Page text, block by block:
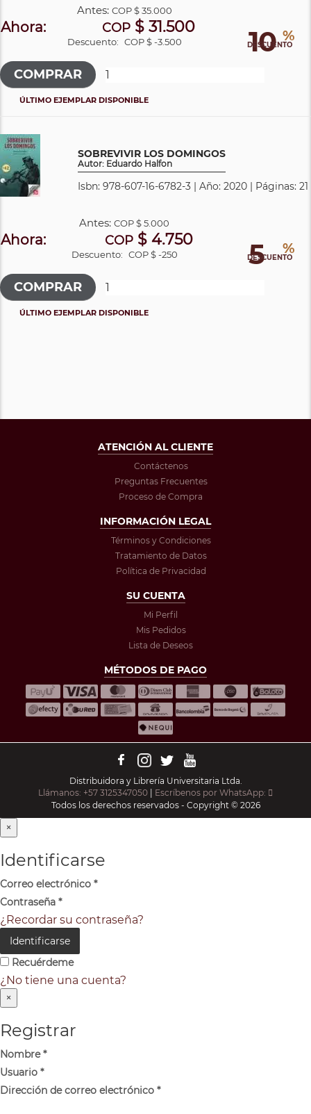
10 %
DESCUENTO
Antes: COP$ 35.000
Ahora: COP $ 31.500
Descuento: COP $ -3.500
ÚLTIMO EJEMPLAR DISPONIBLE
SOBREVIVIR LOS DOMINGOS
Autor: Eduardo Halfon
Isbn: 978-607-16-6782-3 | Año: 2020 | Páginas: 21
5 %
DESCUENTO
Antes:COP$ 5.000
Ahora: COP$ 4.750
Descuento: COP $ -250
ÚLTIMO EJEMPLAR DISPONIBLE
ATENCIÓN AL CLIENTE
Contáctenos
Preguntas Frecuentes
Proceso de Compra
INFORMACIÓN LEGAL
Términos y Condiciones
Tratamiento de Datos
Política de Privacidad
SU CUENTA
Mi Perfil
Mis Pedidos
Lista de Deseos
MÉTODOS DE PAGO
Distribuidora y Librería Universitaria Ltda.
Llámanos: +57 3125347050 | Escríbenos por WhatsApp:
Todos los derechos reservados - Copyright © 2026
×
Identificarse
Correo electrónico *
Contraseña *
¿Recordar su contraseña?
Identificarse
Recuérdeme
¿No tiene una cuenta?
×
Registrar
Nombre*
Usuario *
Dirección de correo electrónico *